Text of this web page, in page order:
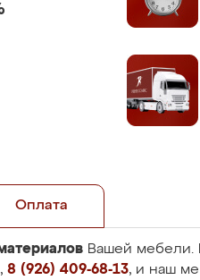
Оплата
Вашей мебели.
, 8 (926) 409-68-13, и наш